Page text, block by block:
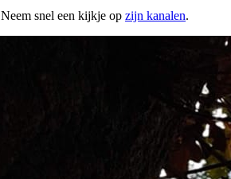
snel een kijkje op zijn kanalen.